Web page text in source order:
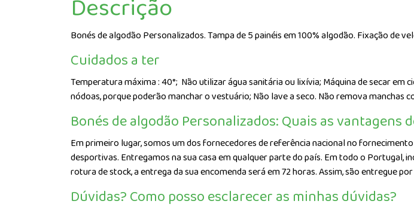
Descrição
Bonés de algodão Personalizados. Tampa de 5 painéis em 100% algodão. Fixação de
Cuidados a ter
Temperatura máxima : 40°; Não utilizar água sanitária ou lixívia; Máquina de secar em
nódoas, porque poderão manchar o vestuário; Não lave a seco. Não remova manchas
Bonés de algodão Personalizados: Quais as vantagens
Em primeiro lugar, somos um dos fornecedores de referência nacional no
desportivas. Entregamos na sua casa em qualquer parte do país. Em todo o Portugal,
rotura de stock, a entrega da sua encomenda será em 72 horas. Assim, são entregue
Dúvidas? Como posso esclarecer as minhas dúvidas?